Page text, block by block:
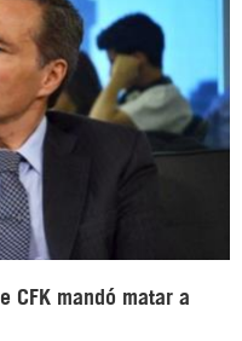
CFK mandó matar a